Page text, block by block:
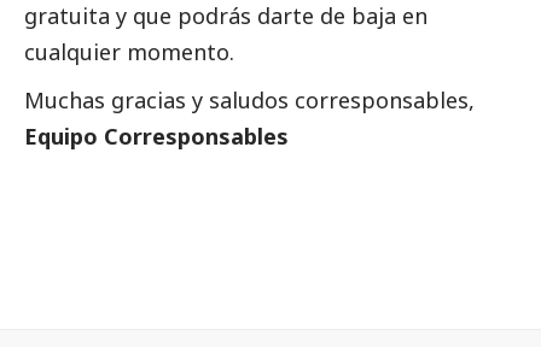
gratuita y que podrás darte de baja en
cualquier momento.
Muchas gracias y saludos corresponsables,
Equipo Corresponsables